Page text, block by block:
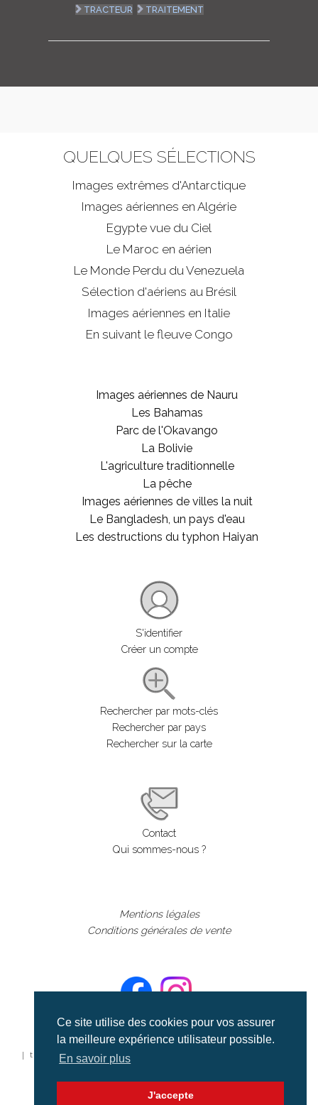
Ce site utilise des cookies pour vos assurer
la meilleure expérience utilisateur possible.
En savoir plus
J'accepte
TRACTEUR
TRAITEMENT
QUELQUES SÉLECTIONS
Images extrêmes d'Antarctique
Images aériennes en Algérie
Egypte vue du Ciel
Le Maroc en aérien
Le Monde Perdu du Venezuela
Sélection d'aériens au Brésil
Images aériennes en Italie
En suivant le fleuve Congo
Images aériennes de Nauru
Les Bahamas
Parc de l'Okavango
La Bolivie
L'agriculture traditionnelle
La pêche
Images aériennes de villes la nuit
Le Bangladesh, un pays d'eau
Les destructions du typhon Haiyan
S'identifier
Créer un compte
Rechercher par mots-clés
Rechercher par pays
Rechercher sur la carte
Contact
Qui sommes-nous ?
Mentions légales
Conditions générales de vente
©aerialcollection marque déposée 2024
| tous droits réservés | aerialcollection.fr banque d'images
aériennes et documentaires video et cinéma |